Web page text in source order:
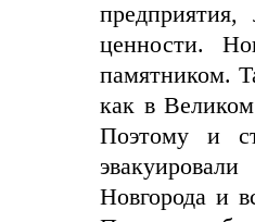
ценности.
памятником.
как в
Поэтому и
Новгорода и